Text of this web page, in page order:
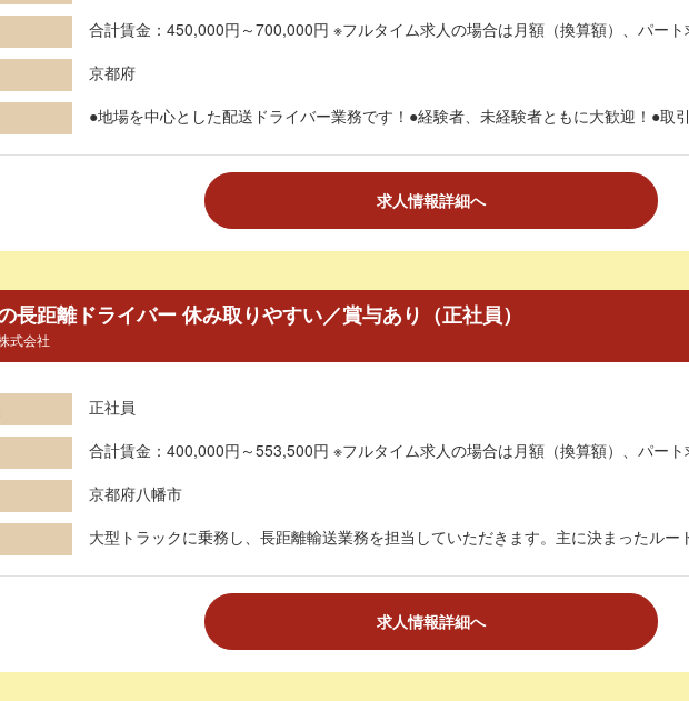
合計賃金：450,000円～700,000円 ※フルタイム求人の場合は月額（換算額）、パート
京都府
●地場を中心とした配送ドライバー業務です！●経験者、未経験者ともに大歓迎！●取
求人情報詳細へ
長距離ドライバー 休み取りやすい／賞与あり（正社員）
式会社
正社員
合計賃金：400,000円～553,500円 ※フルタイム求人の場合は月額（換算額）、パート
京都府八幡市
大型トラックに乗務し、長距離輸送業務を担当していただきます。主に決まったルー
求人情報詳細へ